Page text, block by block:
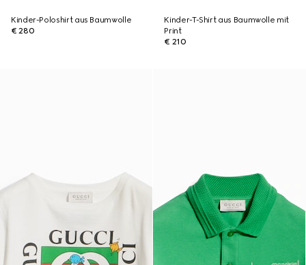
Kinder-Poloshirt aus Baumwolle
€ 280
Kinder-T-Shirt aus Baumwolle mit
Print
€ 210